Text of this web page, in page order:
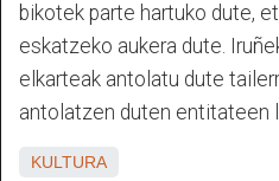
bikotek parte hartuko dute,
eskatzeko aukera dute.
elkarteak antolatu dute
antolatzen duten entitateen
KULTURA